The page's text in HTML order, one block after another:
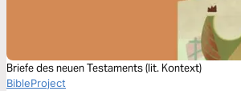
Briefe des neuen Testaments (lit. Kontext)
BibleProject